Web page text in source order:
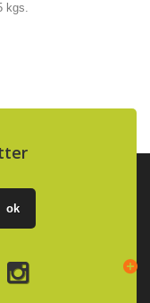
kgs.
ok